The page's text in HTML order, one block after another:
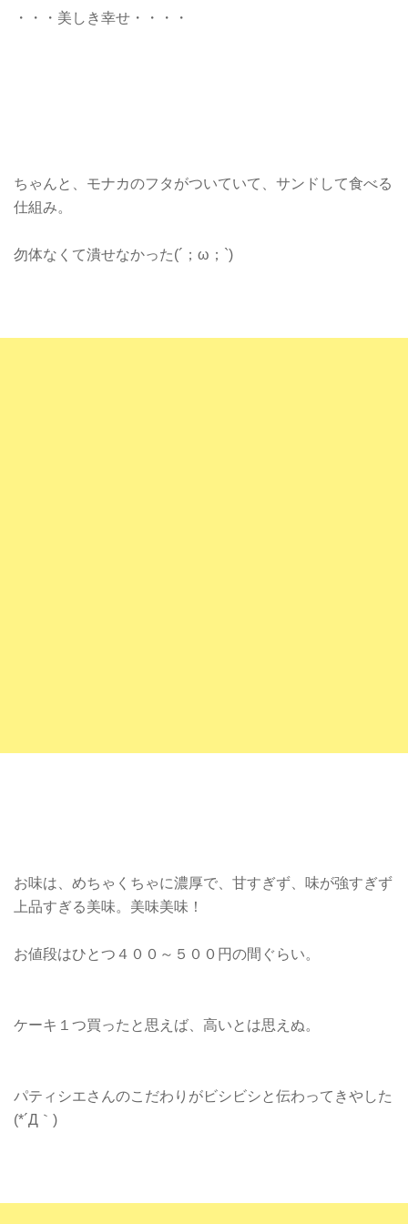
・・・美しき幸せ・・・・
ちゃんと、モナカのフタがついていて、サンドして食べる
仕組み。
勿体なくて潰せなかった(´；ω；`)
お味は、めちゃくちゃに濃厚で、甘すぎず、味が強すぎず
上品すぎる美味。美味美味！
お値段はひとつ４００～５００円の間ぐらい。
ケーキ１つ買ったと思えば、高いとは思えぬ。
パティシエさんのこだわりがビシビシと伝わってきやした
(*´Д｀)